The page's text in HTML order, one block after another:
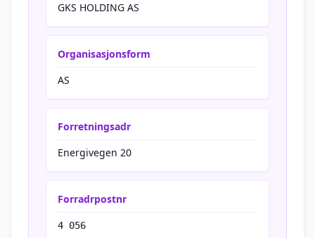
GKS HOLDING AS
Organisasjonsform
AS
Forretningsadr
Energivegen 20
Forradrpostnr
4 056